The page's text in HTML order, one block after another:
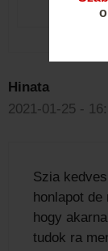
Hinata
2021-01-25 -
Szia
honlapot
hogy
tudok ra